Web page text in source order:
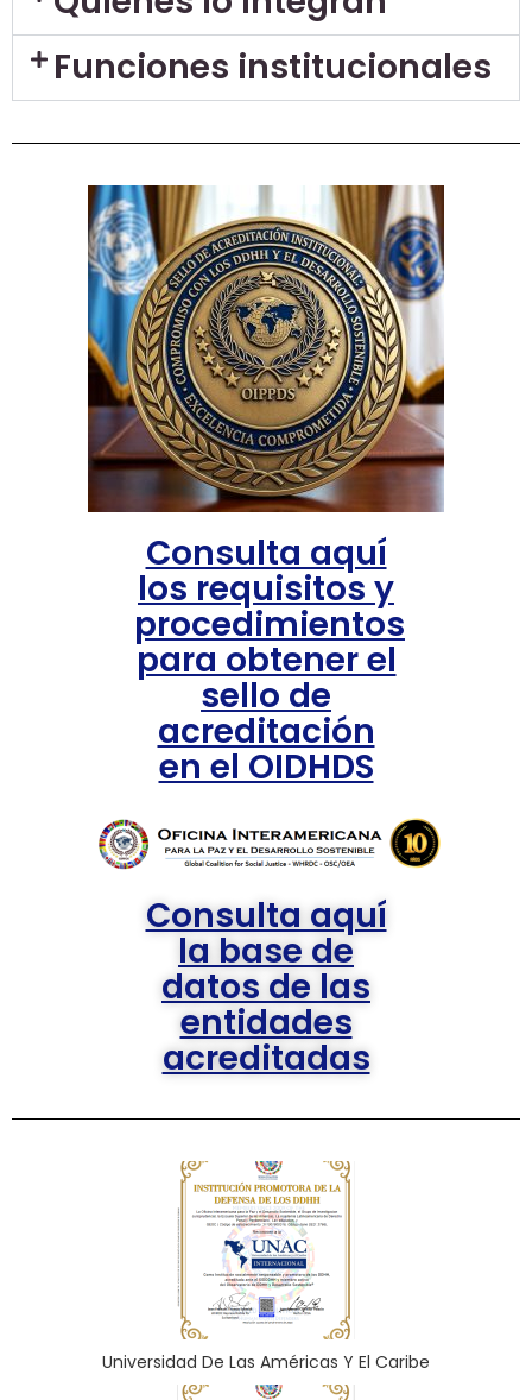
Funciones institucionales
Consulta aquí
los requisitos y
procedimientos
para obtener el
sello de
acreditación
en el OIDHDS
Consulta aquí
la base de
datos de las
entidades
acreditadas
Universidad De Las Américas Y El Caribe